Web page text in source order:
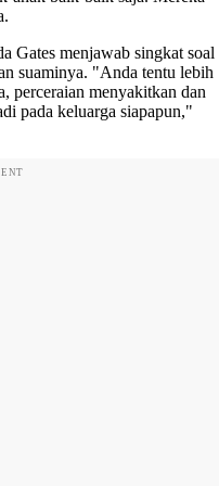
Gates menjawab singkat soal
suaminya. "Anda tentu lebih
perceraian menyakitkan dan
pada keluarga siapapun,"